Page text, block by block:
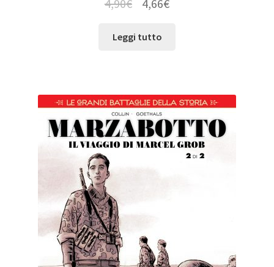
4,90€ 4,66€
Leggi tutto